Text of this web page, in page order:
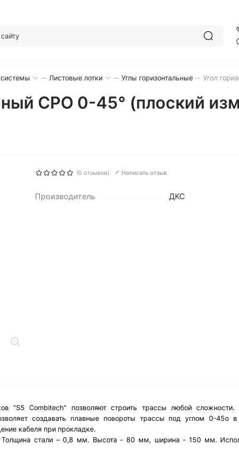
Листовые лотки Углы горизонтальные Угол
CPO 0-45° (плоский
(0 отзывов) Написать отзыв
Производитель ДКС
"S5 Combitech" позволяют строить трассы любой сложности.
создавать плавные повороты трассы под углом 0-45o в
кабеля при прокладке.
Толщина стали – 0,8 мм. Высота - 80 мм, ширина - 150 мм.